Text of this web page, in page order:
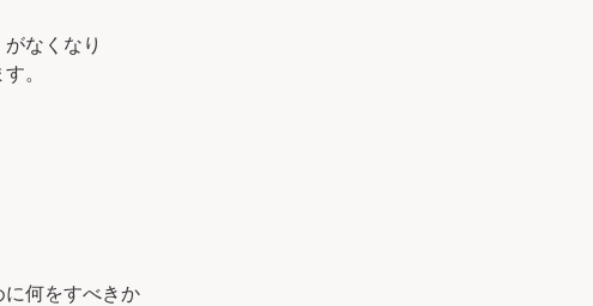
なくなり
。
に何をすべきか